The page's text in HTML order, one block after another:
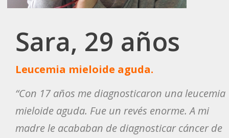
Sara, 29 años
Leucemia mieloide aguda.
“Con 17 años me diagnosticaron una leucemia
mieloide aguda. Fue un revés enorme. A mi
madre le acababan de diagnosticar cáncer de